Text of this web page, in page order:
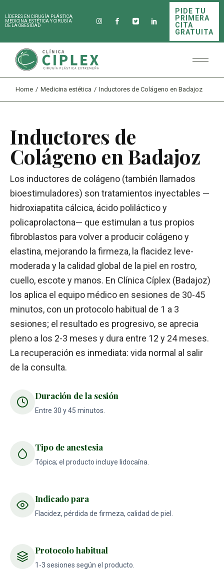
LÍDERES EN CIRUGÍA PLÁSTICA,
MEDICINA ESTÉTICA Y CIRUGÍA
DE LA OBESIDAD
PIDE TU
PRIMERA
CITA
GRATUITA
Home Medicina estética Inductores de Colágeno en Badajoz
Inductores de
Colágeno en Badajoz
Los inductores de colágeno (también llamados
bioestimuladores) son tratamientos inyectables —
hidroxiapatita cálcica, ácido poliláctico y
policaprolactona— que estimulan a tus propios
fibroblastos para volver a producir colágeno y
elastina, mejorando la firmeza, la flacidez leve-
moderada y la calidad global de la piel en rostro,
cuello, escote y manos. En Clínica Cíplex (Badajoz)
los aplica el equipo médico en sesiones de 30-45
minutos, con un protocolo habitual de 1 a 3
sesiones; el resultado es progresivo, se aprecia
pleno a los 2-3 meses y dura entre 12 y 24 meses.
La recuperación es inmediata: vida normal al salir
de la consulta.
Duración de la sesión
Entre 30 y 45 minutos.
Tipo de anestesia
Tópica; el producto incluye lidocaína.
Indicado para
Flacidez, pérdida de firmeza, calidad de piel.
Protocolo habitual
1-3 sesiones según el producto.